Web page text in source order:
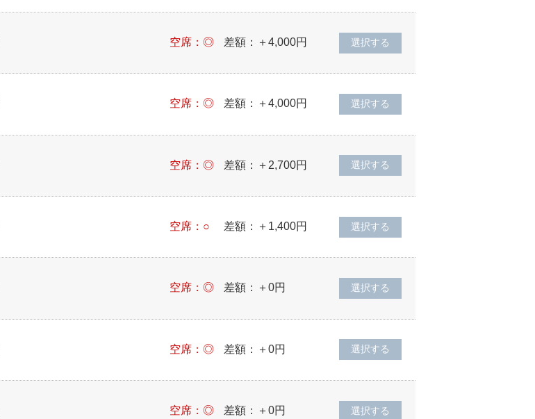
空席：◎ 差額：＋4,000円
空席：◎ 差額：＋4,000円
空席：◎ 差額：＋2,700円
空席：○ 差額：＋1,400円
空席：◎ 差額：＋0円
空席：◎ 差額：＋0円
空席：◎ 差額：＋0円